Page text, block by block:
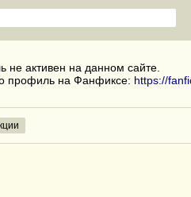
не активен на данном сайте.
профиль на Фанфиксе: https://